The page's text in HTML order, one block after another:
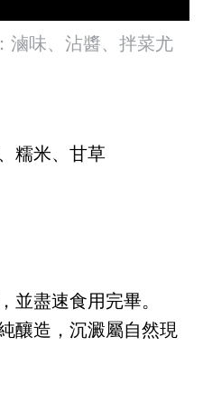
滷味、沾醬、拌菜尤
糯米、甘草
並盡速食用完畢。
釀造，沉澱屬自然現